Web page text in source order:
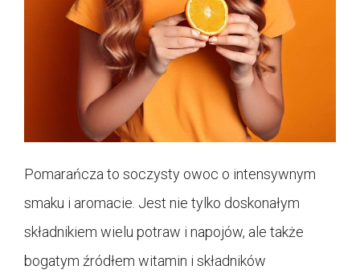
Pomarańcza to soczysty owoc o intensywnym
smaku i aromacie. Jest nie tylko doskonałym
składnikiem wielu potraw i napojów, ale także
bogatym źródłem witamin i składników